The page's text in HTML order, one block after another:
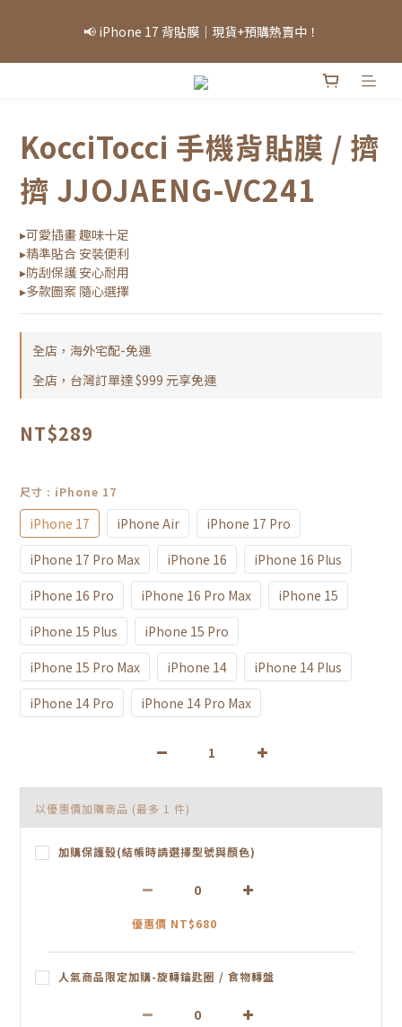
庫存為準，敬請見諒。」
📢 iPhone 17 背貼膜｜現貨+預購熱賣中！
「因部分商品熱銷，部分庫存可能需等候，實際出貨情況將依當日
KocciTocci 手機背貼膜 / 擠
擠 JJOJAENG-VC241
▸可愛插畫 趣味十足
▸精準貼合 安裝便利
▸防刮保護 安心耐用
▸多款圖案 隨心選擇
全店，海外宅配-免運
全店，台灣訂單達 $999 元享免運
NT$289
尺寸 : iPhone 17
iPhone 17 iPhone Air
iPhone 17 Pro
iPhone 17 Pro Max
iPhone 16
iPhone 16 Plus
iPhone 16 Pro
iPhone 16 Pro Max
iPhone 15
iPhone 15 Plus
iPhone 15 Pro
iPhone 15 Pro Max
iPhone 14
iPhone 14 Plus
iPhone 14 Pro
iPhone 14 Pro Max
以優惠價加購商品 (最多 1 件)
加購保護殼(結帳時請選擇型號與顏色)
優惠價 NT$680
人氣商品限定加購-旋轉鑰匙圈 / 食物轉盤